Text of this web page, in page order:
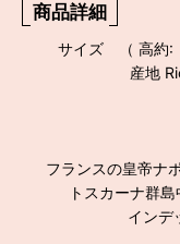
商品詳細
サイズ （ 高約:
産地
フランスの皇帝ナ
トスカーナ群
インデ